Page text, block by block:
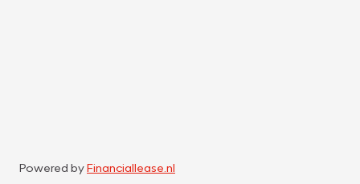
Powered byFinanciallease.nl